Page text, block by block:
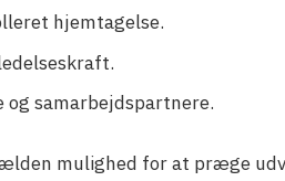
hjemtagelse.
samarbejdspartnere.
mulighed for at præge